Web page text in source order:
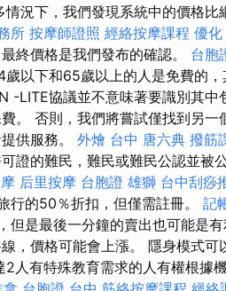
況下，我們發現系統中的價格比
所 按摩師證照 經絡按摩課程 優化
最終價格是我們發布的確認。 台胞
歲以下和65歲以上的人是免費的
-LITE協議並不意味著要識別其中
。 否則，我們將嘗試僅找到另一
供服務。 外燴 台中 唐六典 撥筋
證的難民，難民或難民公認並被
后里按摩 台胞證 雄獅 台中刮痧
行的50％折扣，但僅需註冊。 記
但是最後一分鐘的賣出也可能是
，價格可能會上漲。 隱身模式可
人有特殊教育需求的人有權根據